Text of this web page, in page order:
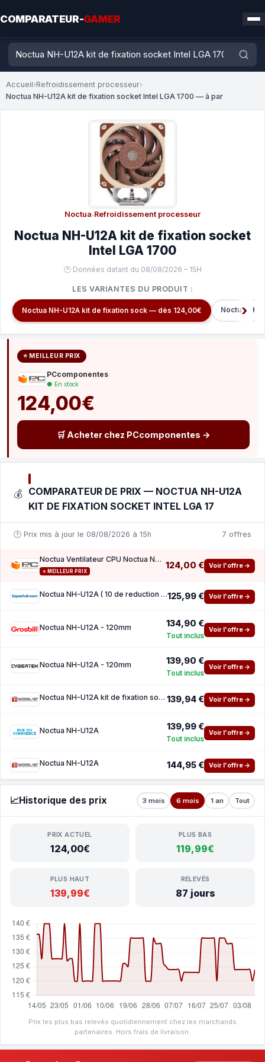
COMPARATEUR-GAMER
Accueil›Refroidissement processeur›
Noctua NH-U12A kit de fixation socket Intel LGA 1700 — à par
Noctua·Refroidissement processeur
Noctua NH-U12A kit de fixation socket
Intel LGA 1700
🕐 Données datant du 08/08/2026 – 15H
LES VARIANTES DU PRODUIT :
Noctua NH-U12A kit de fixation sock — dès 124,00€ Noctua NH-
⭐ MEILLEUR PRIX
PCcomponentes
● En stock
124,00€
🛒 Acheter chez PCcomponentes →
💰 COMPARATEUR DE PRIX — NOCTUA NH-U12A
KIT DE FIXATION SOCKET INTEL LGA 17
🕐 Prix mis à jour le 08/08/2026 à 15h 7 offres
Noctua Ventilateur CPU Noctua NH-U12A 120 mm
⭐ MEILLEUR PRIX
124,00 € Voir l'offre →
Noctua NH-U12A ( 10 de reduction avec le code promo KOO )125,99 € Voir l'offre →
Noctua NH-U12A - 120mm 134,90 €
Tout inclus
Voir l'offre →
Noctua NH-U12A - 120mm 139,90 €
Tout inclus
Voir l'offre →
Noctua NH-U12A kit de fixation socket Intel LGA 1700 139,94 € Voir l'offre →
Noctua NH-U12A 139,99 €
Tout inclus
Voir l'offre →
Noctua NH-U12A 144,95 € Voir l'offre →
📈Historique des prix 3 mois 6 mois 1 an Tout
PRIX ACTUEL
124,00€
PLUS BAS
119,99€
PLUS HAUT
139,99€
RELEVÉS
87 jours
Prix les plus bas relevés quotidiennement chez les marchands
partenaires. Hors frais de livraison.